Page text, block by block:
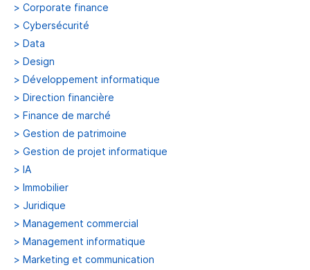
> Corporate finance
> Cybersécurité
> Data
> Design
> Développement informatique
> Direction financière
> Finance de marché
> Gestion de patrimoine
> Gestion de projet informatique
> IA
> Immobilier
> Juridique
> Management commercial
> Management informatique
> Marketing et communication